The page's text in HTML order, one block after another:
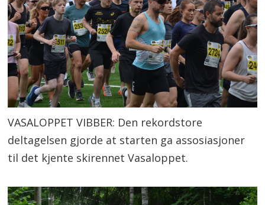
VASALOPPET VIBBER: Den rekordstore
deltagelsen gjorde at starten ga assosiasjoner
til det kjente skirennet Vasaloppet.